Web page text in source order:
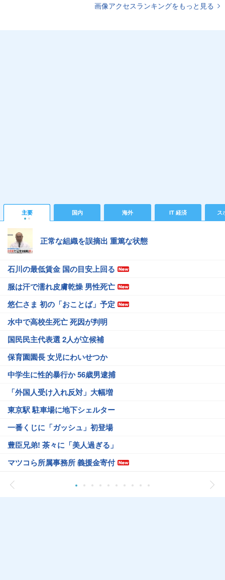
画像アクセスランキングをもっと見る
主要 国内 海外 IT 経済 ス
正常な組織を誤摘出 重篤な状態
石川の最低賃金 国の目安上回る
服は汗で濡れ皮膚乾燥 男性死亡
悠仁さま 初の「おことば」予定
水中で高校生死亡 死因が判明
国民民主代表選 2人が立候補
保育園園長 女児にわいせつか
中学生に性的暴行か 56歳男逮捕
「外国人受け入れ反対」大幅増
東京駅 駐車場に地下シェルター
一番くじに「ガッシュ」初登場
豊臣兄弟! 茶々に「美人過ぎる」
マツコら所属事務所 義援金寄付